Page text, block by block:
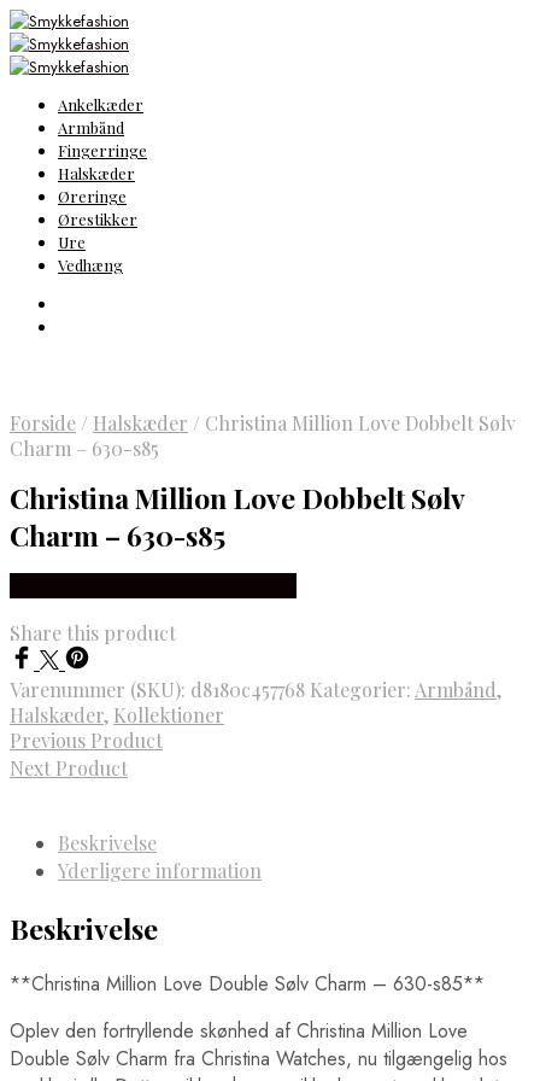
Ankelkæder
Armbånd
Fingerringe
Halskæder
Øreringe
Ørestikker
Ure
Vedhæng
Forside / Halskæder / Christina Million Love Dobbelt Sølv
Charm – 630-s85
Christina Million Love Dobbelt Sølv
Charm – 630-s85
Share this product
Varenummer (SKU): d8180c457768 Kategorier:Armbånd,
Halskæder, Kollektioner
Previous Product
Next Product
Beskrivelse
Yderligere information
Beskrivelse
**Christina Million Love Double Sølv Charm – 630-s85**
Oplev den fortryllende skønhed af Christina Million Love
Double Sølv Charm fra Christina Watches, nu tilgængelig hos